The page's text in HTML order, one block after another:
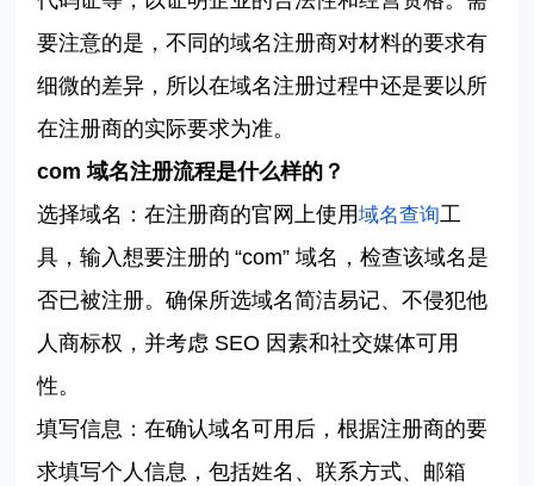
要注意的是，不同的域名注册商对材料的要求有
细微的差异，所以在域名注册过程中还是要以所
在注册商的实际要求为准。
com域名注册流程是什么样的？
选择域名：在注册商的官网上使用域名查询工
具，输入想要注册的 “com” 域名，检查该域名是
否已被注册。确保所选域名简洁易记、不侵犯他
人商标权，并考虑 SEO 因素和社交媒体可用
性。
填写信息：在确认域名可用后，根据注册商的要
求填写个人信息，包括姓名、联系方式、邮箱